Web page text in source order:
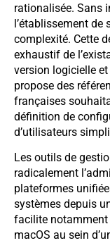
rationalisée. Sans
l’établissement
complexité. Cette
exhaustif de
version logicielle et
propose des
françaises
définition de
d’utilisateurs
Les outils de
radicalement
plateformes
systèmes depuis
facilite notamment
macOS au sein